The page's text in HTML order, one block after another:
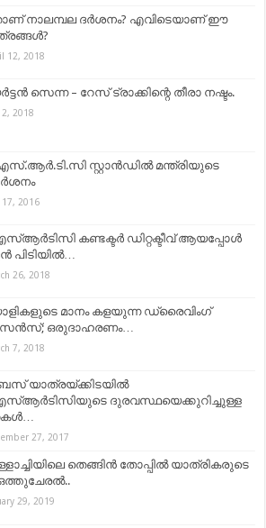
നാലമ്പല ദര്‍ശനം? എവിടെയാണ് ഈ
12, 2018
സെന്ന – റേസ്‌ ട്രാക്കിന്റെ തീരാ നഷ്ടം.
2, 2018
സ്റ്റാൻഡിൽ മന്ത്രിയുടെ
17, 2016
കണ്ടക്ടര്‍ ഡിറ്റക്ടീവ് ആയപ്പോള്‍
പിടിയില്‍…
26, 2018
മാനം കളയുന്ന ഡ്രൈവിംഗ്
ഒരുദാഹരണം…
7, 2018
യാത്രയ്ക്കിടയില്‍
ദുരവസ്ഥയെക്കുറിച്ചുള്ള
27, 2017
തെങ്ങിൻ തോപ്പിൽ യാത്രികരുടെ
29, 2019